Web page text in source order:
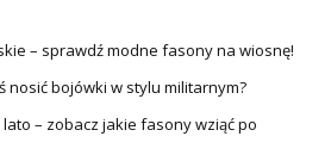
– sprawdź modne fasony na wiosnę!
nosić bojówki w stylu militarnym?
– zobacz jakie fasony wziąć po